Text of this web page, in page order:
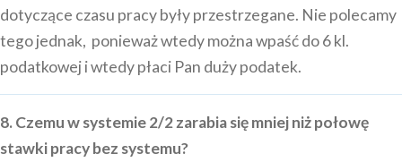
dotyczące czasu pracy były przestrzegane. Nie polecamy
tego jednak, ponieważ wtedy można wpaść do 6 kl.
podatkowej i wtedy płaci Pan duży podatek.
8. Czemu w systemie 2/2 zarabia się mniej niż połowę
stawki pracy bez systemu?